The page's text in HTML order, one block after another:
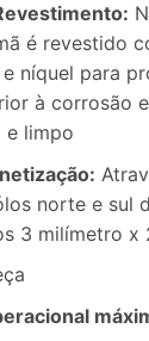
:
é revestido
níquel para
à corrosão
e limpo
:
norte e sul
3 milímetro x